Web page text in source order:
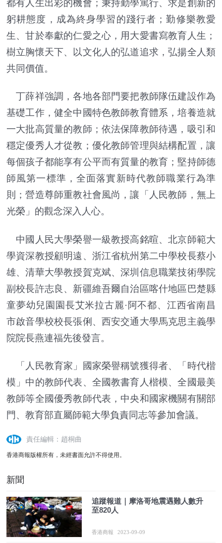
都有人生出彩的機會；秉持勤學篤行、求是創新的
躬耕態度，成為終身學習的踐行者；勤修樂教愛
生、甘於奉獻的仁愛之心，用大愛書寫教育人生；
樹立胸懷天下、以文化人的弘道追求，弘揚全人類
共同價值。
丁薛祥強調，各地各部門要把教師隊伍建設作為
基礎工作，健全中國特色教師教育體系，培養造就
一大批高質量的教師；依法保障教師待遇，吸引和
穩定優秀人才從教；優化教師管理與結構配置，讓
每個孩子都能享有公平而有質量的教育；堅持師德
師風第一標準，全面落實新時代教師職業行為準
則；營造尊師重教社會風尚，讓「人民教師，無上
光榮」的觀念深入人心。
中國人民大學榮譽一級教授高銘暄、北京師範大
學資深教授顧明遠、浙江省杭州第二中學校長蔡小
雄、清華大學教授賀克斌、深圳信息職業技術學院
副校長許志良、新疆維吾爾自治區喀什地區巴楚縣
童夢幼兒園園長艾米拉古麗·阿不都、江西省南昌
市啟音學校校長張俐、西安交通大學馬克思主義學
院院長燕連福先後發言。
「人民教育家」國家榮譽稱號獲得者、「時代楷
模」中的教師代表、全國教書育人楷模、全國最美
教師等全國優秀教師代表，中央和國家機關有關部
門、教育部直屬師範大學負責同志等參加會議。
責任編輯：趙桐曲
香港商報版權所有，未經書面允許不得使用。
新聞
追蹤報道｜摩洛哥地震遇難人數升
至820人
香港商報 2023-09-09